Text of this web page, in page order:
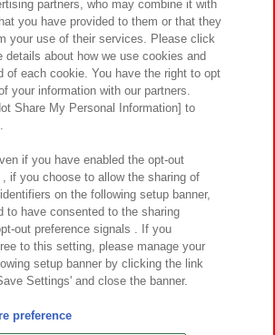
サステナビリティ サイトポリシー
ー ウェブアクセシビリティ方針と検証結果
まとともに
ト対応方針 よくあるご質問・お問い合わせ
©Bandai Namco Amusement Inc.
Namco Amusement Lab Inc.
partners, who may combine it with
you have provided to them or that they
your use of their services. Please click
details about how we use cookies and
of each cookie. You have the right to opt
your information with our partners.
Share My Personal Information] to
if you have enabled the opt-out
if you choose to allow the sharing of
on the following setup banner,
to have consented to the sharing
out preference signals . If you
to this setting, please manage your
setup banner by clicking the link
Settings' and close the banner.
preference